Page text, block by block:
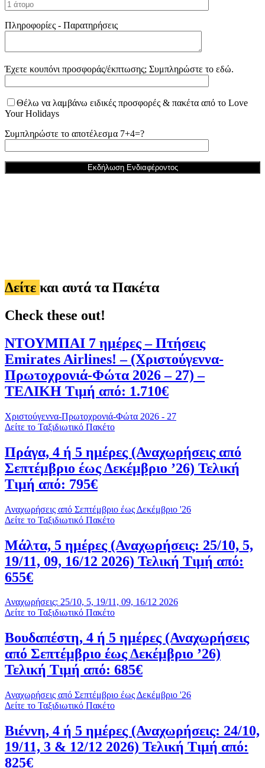
Πληροφορίες - Παρατηρήσεις
Έχετε κουπόνι προσφοράς/έκπτωσης; Συμπληρώστε το εδώ.
Θέλω να λαμβάνω ειδικές προσφορές & πακέτα από το Love
Your Holidays
Συμπληρώστε το αποτέλεσμα 7+4=?
Δείτε και αυτά τα Πακέτα
Check these out!
ΝΤΟΥΜΠΑΙ 7 ημέρες – Πτήσεις
Emirates Airlines! – (Χριστούγεννα-
Πρωτοχρονιά-Φώτα 2026 – 27) –
ΤΕΛΙΚΗ Τιμή από: 1.710€
Χριστούγεννα-Πρωτοχρονιά-Φώτα 2026 - 27
Δείτε το Ταξιδιωτικό Πακέτο
Πράγα, 4 ή 5 ημέρες (Αναχωρήσεις από
Σεπτέμβριο έως Δεκέμβριο ’26) Τελική
Τιμή από: 795€
Αναχωρήσεις από Σεπτέμβριο έως Δεκέμβριο '26
Δείτε το Ταξιδιωτικό Πακέτο
Μάλτα, 5 ημέρες (Αναχωρήσεις: 25/10, 5,
19/11, 09, 16/12 2026) Τελική Τιμή από:
655€
Αναχωρήσεις: 25/10, 5, 19/11, 09, 16/12 2026
Δείτε το Ταξιδιωτικό Πακέτο
Βουδαπέστη, 4 ή 5 ημέρες (Αναχωρήσεις
από Σεπτέμβριο έως Δεκέμβριο ’26)
Τελική Τιμή από: 685€
Αναχωρήσεις από Σεπτέμβριο έως Δεκέμβριο '26
Δείτε το Ταξιδιωτικό Πακέτο
Βιέννη, 4 ή 5 ημέρες (Αναχωρήσεις: 24/10,
19/11, 3 & 12/12 2026) Τελική Τιμή από:
825€